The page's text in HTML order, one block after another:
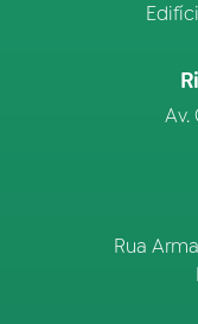
Av.
Rua